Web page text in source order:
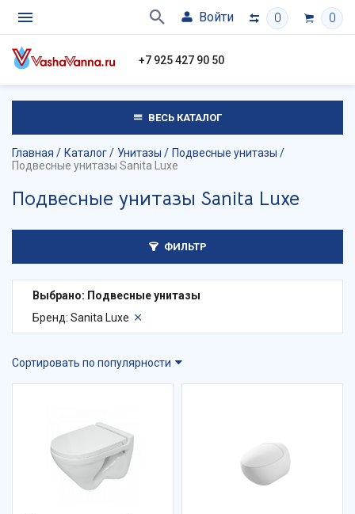
Войти 0 0
+7 925 427 90 50
ВЕСЬ КАТАЛОГ
Главная Каталог Унитазы
Подвесные унитазы
Подвесные унитазы Sanita Luxe
Подвесные унитазы Sanita Luxe
ФИЛЬТР
Выбрано: Подвесные унитазы
Бренд: Sanita Luxe
Сортировать по популярности